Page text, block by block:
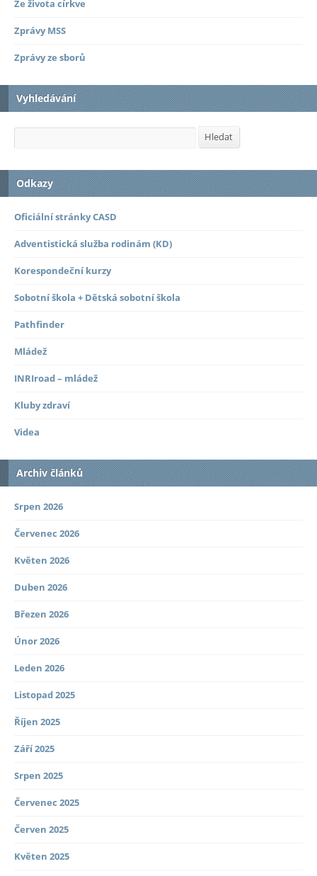
Ze života církve
Zprávy MSS
Zprávy ze sborů
Vyhledávání
Hledat
Odkazy
Oficiální stránky CASD
Adventistická služba rodinám (KD)
Korespondeční kurzy
Sobotní škola + Dětská sobotní škola
Pathfinder
Mládež
INRIroad – mládež
Kluby zdraví
Videa
Archiv článků
Srpen 2026
Červenec 2026
Květen 2026
Duben 2026
Březen 2026
Únor 2026
Leden 2026
Listopad 2025
Říjen 2025
Září 2025
Srpen 2025
Červenec 2025
Červen 2025
Květen 2025